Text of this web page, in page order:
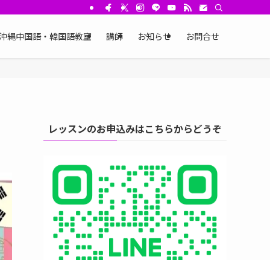
縄中国語・韓国語教室 講師 お知らせ お問合せ
レッスンのお申込みはこちらからどうぞ